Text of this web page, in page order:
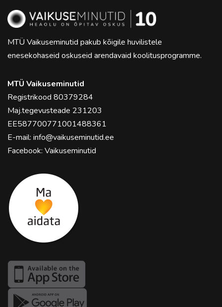
MTÜ Vaikuseminutid pakub kõigile huvilistele
enesekohaseid oskuseid arendavaid koolitusprogramme.
MTÜ Vaikuseminutid
Registrikood 80379284
Maj.tegevusteade 231203
EE587700771001488361
E-mail: info@vaikuseminutid.ee
Facebook: Vaikuseminutid